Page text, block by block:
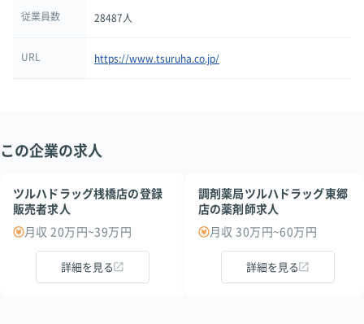
従業員数 28487人
URL https://www.tsuruha.co.jp/
この企業の求人
ツルハドラッグ桟橋店の登録
販売者求人
月収 20万円~39万円
詳細を見る
調剤薬局ツルハドラッグ東郷
店の薬剤師求人
月収 30万円~60万円
詳細を見る